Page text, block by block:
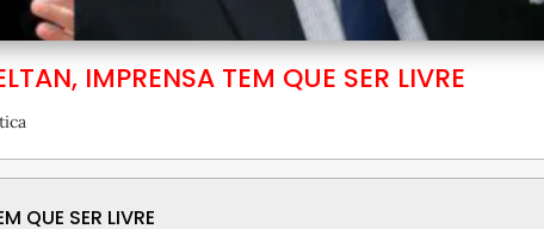
IMPRENSA TEM QUE SER LIVRE
QUE SER LIVRE